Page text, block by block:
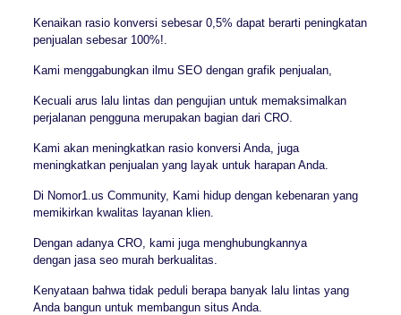
Kenaikan rasio konversi sebesar 0,5% dapat berarti peningkatan
penjualan sebesar 100%!.
Kami menggabungkan ilmu SEO dengan grafik penjualan,
Kecuali arus lalu lintas dan pengujian untuk memaksimalkan
perjalanan pengguna merupakan bagian dari CRO.
Kami akan meningkatkan rasio konversi Anda, juga
meningkatkan penjualan yang layak untuk harapan Anda.
Di Nomor1.us Community, Kami hidup dengan kebenaran yang
memikirkan kwalitas layanan klien.
Dengan adanya CRO, kami juga menghubungkannya
dengan jasa seo murah berkualitas.
Kenyataan bahwa tidak peduli berapa banyak lalu lintas yang
Anda bangun untuk membangun situs Anda.